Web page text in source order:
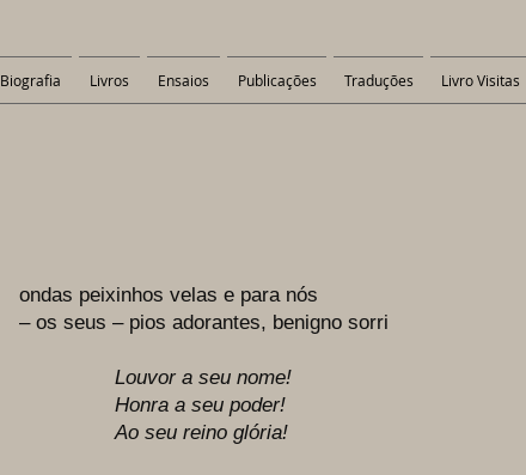
Biografia Livros Ensaios Publicações Traduções Livro Visitas
ondas peixinhos velas e para nós
– os seus – pios adorantes, benigno sorri
Louvor a seu nome!
Honra a seu poder!
Ao seu reino glória!